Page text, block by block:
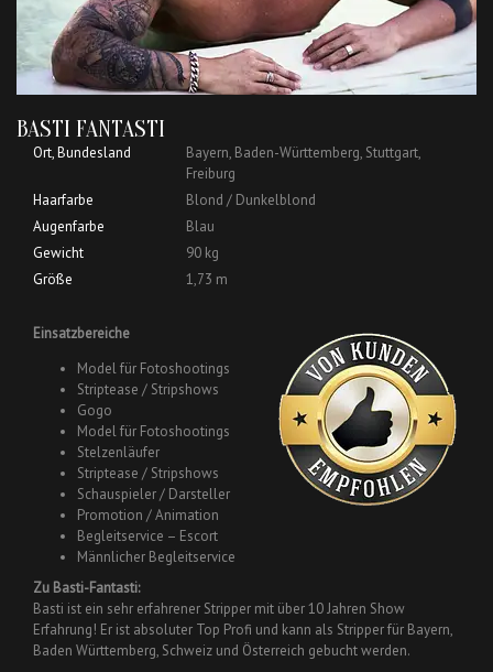
BASTI FANTASTI
Ort, Bundesland
Bayern, Baden-Württemberg, Stuttgart,
Freiburg
Haarfarbe
Blond / Dunkelblond
Augenfarbe
Blau
Gewicht
90 kg
Größe
1,73 m
Einsatzbereiche
Model für Fotoshootings
Striptease / Stripshows
Gogo
Model für Fotoshootings
Stelzenläufer
Striptease / Stripshows
Schauspieler / Darsteller
Promotion / Animation
Begleitservice – Escort
Männlicher Begleitservice
Zu Basti-Fantasti:
Basti ist ein sehr erfahrener Stripper mit über 10 Jahren Show
Erfahrung! Er ist absoluter Top Profi und kann als Stripper für Bayern,
Baden Württemberg, Schweiz und Österreich gebucht werden.